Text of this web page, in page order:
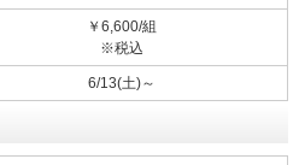
￥6,600/組
※税込
6/13(土)～